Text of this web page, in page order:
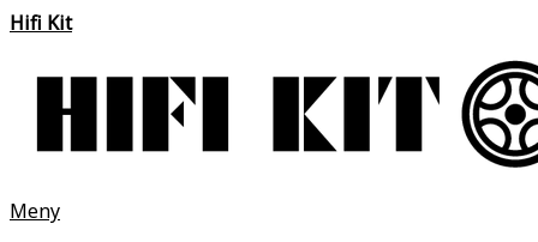
Hifi Kit
Meny